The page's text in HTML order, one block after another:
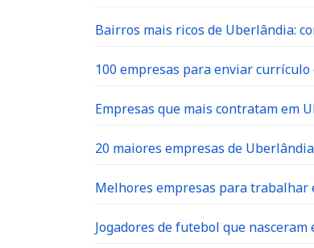
Bairros mais ricos de Uberlândia:
100 empresas para enviar
Empresas que mais contratam em
20 maiores empresas de
Melhores empresas para trabalhar
Jogadores de futebol que